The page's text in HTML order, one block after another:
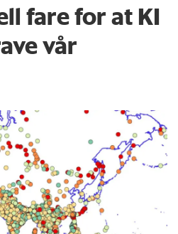
fare for at KI
vår